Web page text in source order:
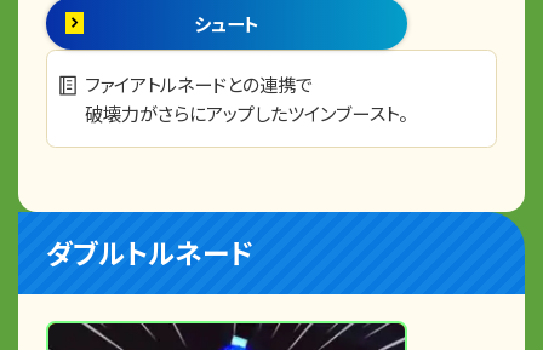
シュート
ファイアトルネードとの連携で
破壊力がさらにアップしたツインブースト。
ダブルトルネード